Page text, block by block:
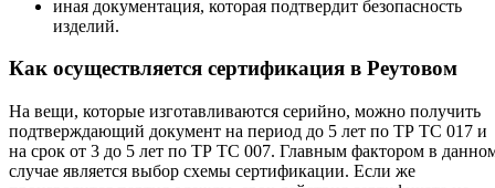
иная документация, которая подтвердит безопасность
изделий.
Как осуществляется сертификация в Реутовом
На вещи, которые изготавливаются серийно, можно получить
подтверждающий документ на период до 5 лет по ТР ТС 017 и
на срок от 3 до 5 лет по ТР ТС 007. Главным фактором в
случае является выбор схемы сертификации. Если же